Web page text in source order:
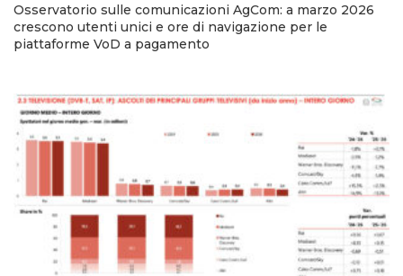
Osservatorio sulle comunicazioni AgCom: a marzo 2026
crescono utenti unici e ore di navigazione per le
piattaforme VoD a pagamento